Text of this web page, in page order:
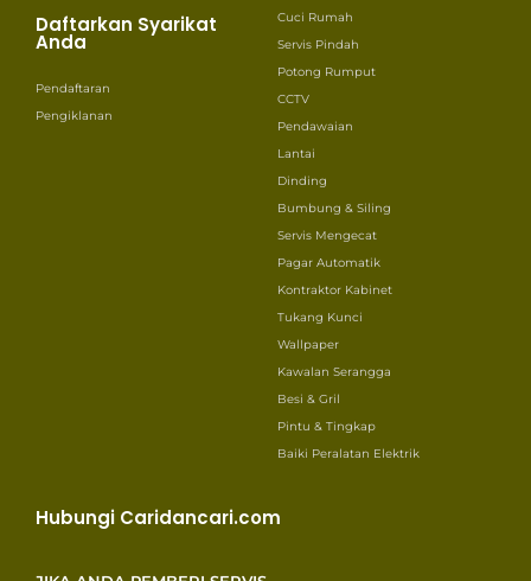
Daftarkan Syarikat
Anda
Pendaftaran
Pengiklanan
Cuci Rumah
Servis Pindah
Potong Rumput
CCTV
Pendawaian
Lantai
Dinding
Bumbung & Siling
Servis Mengecat
Pagar Automatik
Kontraktor Kabinet
Tukang Kunci
Wallpaper
Kawalan Serangga
Besi & Gril
Pintu & Tingkap
Baiki Peralatan Elektrik
Hubungi Caridancari.com